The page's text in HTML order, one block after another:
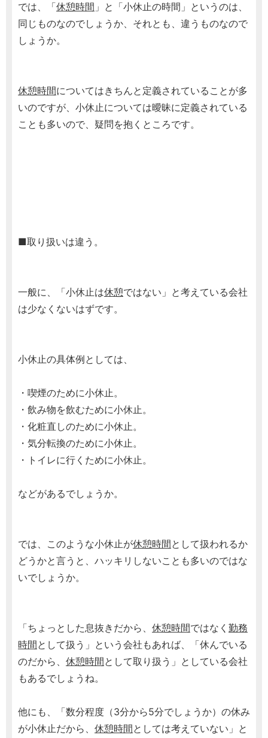
では、「休憩時間 」と「小休止の時間」というのは、
同じものなのでしょうか、それとも、違うものなので
しょうか。
休憩時間についてはきちんと定義されていることが多
いのですが、小休止については曖昧に定義されている
ことも多いので、疑問を抱くところです。
■取り扱いは違う。
一般に、「小休止は休憩ではない」と考えている会社
は少なくないはずです。
小休止の具体例としては、
・喫煙のために小休止。
・飲み物を飲むために小休止。
・化粧直しのために小休止。
・気分転換のために小休止。
・トイレに行くために小休止。
などがあるでしょうか。
では、このような小休止が休憩時間として扱われるか
どうかと言うと、ハッキリしないことも多いのではな
いでしょうか。
「ちょっとした息抜きだから、 休憩時間ではなく 勤務
時間として扱う」という会社もあれば、「休んでいる
のだから、 休憩時間として取り扱う」としている会社
もあるでしょうね。
他にも、「数分程度（3分から5分でしょうか）の休み
が小休止だから、 休憩時間としては考えていない」と